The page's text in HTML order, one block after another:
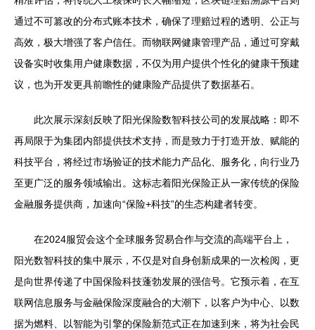
通过不可篡改的分布式账本技术，确保了理赔过程的透明、公正与
高效，极大增强了客户信任。而物联网健康管理产品，通过可穿戴
设备实时收集用户健康数据，不仅为用户提供个性化的健康干预建
议，也为开发更具前瞻性的健康险产品提供了数据基石。
此次展示深刻反映了阳光保险数智科技公司的发展战略：即不
再局限于为集团内部提供技术支持，而是致力于打造开放、赋能的
科技平台，将经过市场验证的技术能力产品化、服务化，向行业乃
至更广泛的服务领域输出。这标志着阳光保险正从一家传统的保险
金融服务提供商，加速向“保险+科技”的生态构建者转变。
在2024服贸会这个全球服务贸易合作与交流的高端平台上，
阳光数智科技的集中展示，不仅是对自身创新成果的一次检阅，更
是向世界传递了中国保险科技蓬勃发展的强信号。它预示着，在互
联网信息服务与金融保险深度融合的大潮下，以客户为中心、以数
据为燃料、以智能为引擎的保险新范式正在加速到来，将为社会民